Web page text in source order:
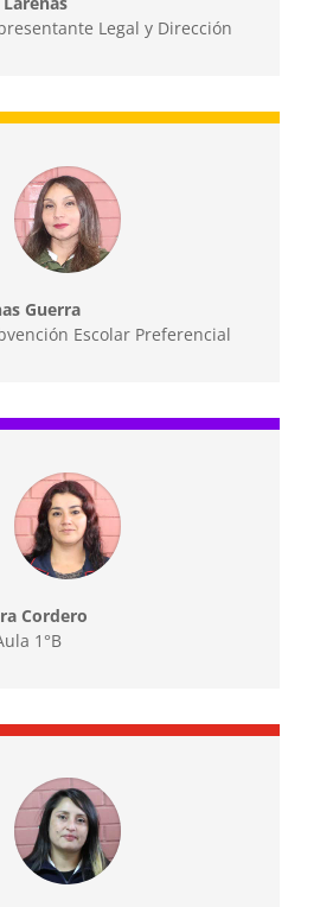
Legal y Dirección
Guerra
Escolar Preferencial
Cordero
1°B